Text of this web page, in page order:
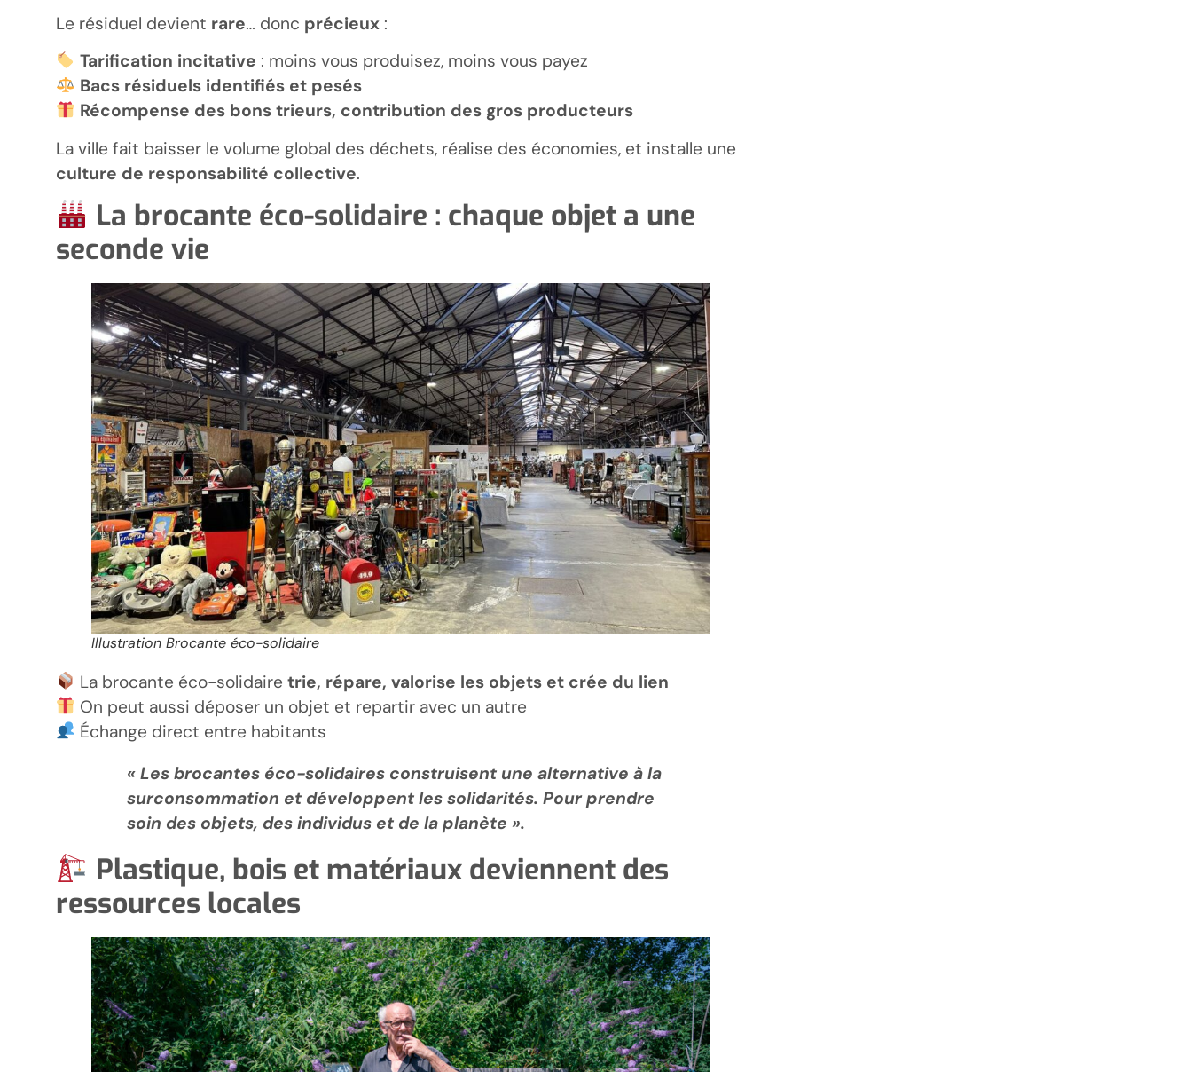
Le résiduel devient rare… donc précieux :
Tarification incitative : moins vous produisez, moins vous payez
Bacs résiduels identifiés et pesés
Récompense des bons trieurs, contribution des gros producteurs
La ville fait baisser le volume global des déchets, réalise des économies, et installe une
culture de responsabilité collective.
La brocante éco-solidaire : chaque objet a une
seconde vie
Illustration Brocante éco-solidaire
La brocante éco-solidaire trie, répare, valorise les objets et crée du lien
On peut aussi déposer un objet et repartir avec un autre
Échange direct entre habitants
« Les brocantes éco-solidaires construisent une alternative à la
surconsommation et développent les solidarités. Pour prendre
soin des objets, des individus et de la planète».
Plastique, bois et matériaux deviennent des
ressources locales